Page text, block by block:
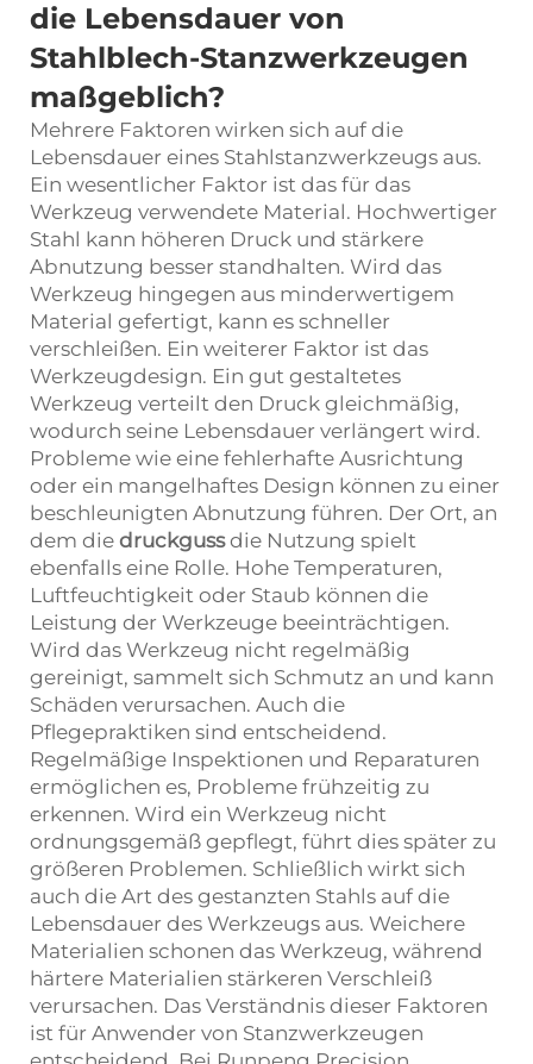
die Lebensdauer von
Stahlblech-Stanzwerkzeugen
maßgeblich?
Mehrere Faktoren wirken sich auf die
Lebensdauer eines Stahlstanzwerkzeugs aus.
Ein wesentlicher Faktor ist das für das
Werkzeug verwendete Material. Hochwertiger
Stahl kann höheren Druck und stärkere
Abnutzung besser standhalten. Wird das
Werkzeug hingegen aus minderwertigem
Material gefertigt, kann es schneller
verschleißen. Ein weiterer Faktor ist das
Werkzeugdesign. Ein gut gestaltetes
Werkzeug verteilt den Druck gleichmäßig,
wodurch seine Lebensdauer verlängert wird.
Probleme wie eine fehlerhafte Ausrichtung
oder ein mangelhaftes Design können zu einer
beschleunigten Abnutzung führen. Der Ort, an
dem die druckgussdie Nutzung spielt
ebenfalls eine Rolle. Hohe Temperaturen,
Luftfeuchtigkeit oder Staub können die
Leistung der Werkzeuge beeinträchtigen.
Wird das Werkzeug nicht regelmäßig
gereinigt, sammelt sich Schmutz an und kann
Schäden verursachen. Auch die
Pflegepraktiken sind entscheidend.
Regelmäßige Inspektionen und Reparaturen
ermöglichen es, Probleme frühzeitig zu
erkennen. Wird ein Werkzeug nicht
ordnungsgemäß gepflegt, führt dies später zu
größeren Problemen. Schließlich wirkt sich
auch die Art des gestanzten Stahls auf die
Lebensdauer des Werkzeugs aus. Weichere
Materialien schonen das Werkzeug, während
härtere Materialien stärkeren Verschleiß
verursachen. Das Verständnis dieser Faktoren
ist für Anwender von Stanzwerkzeugen